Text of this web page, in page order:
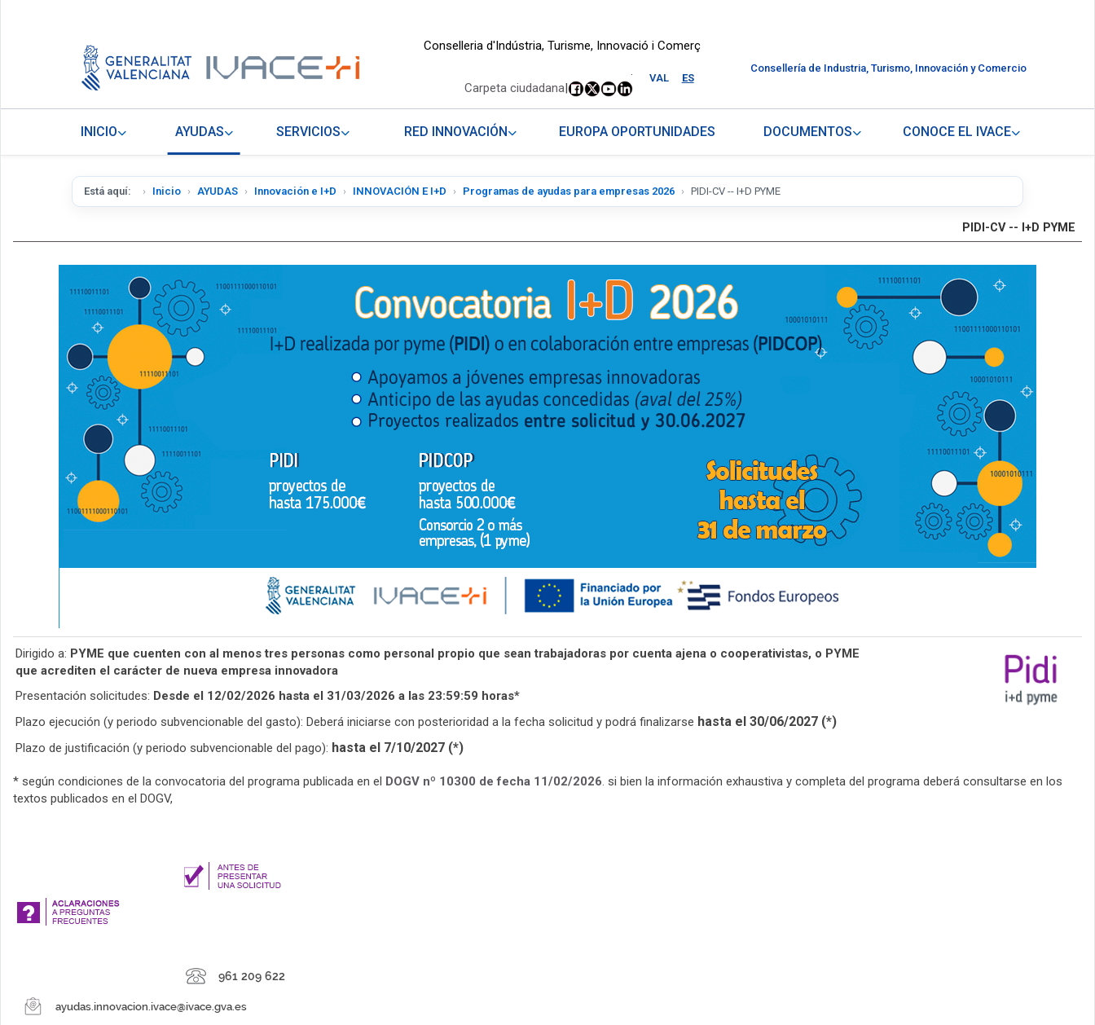
Conselleria d'Indústria, Turisme, Innovació i Comerç
VAL ES
.
Carpeta ciudadana|
Consellería de Industria, Turismo, Innovación y Comercio
INICIO AYUDAS SERVICIOS RED INNOVACIÓN EUROPA OPORTUNIDADES DOCUMENTOS CONOCE EL IVACE
Está aquí: Inicio AYUDAS Innovación e I+D INNOVACIÓN E I+D Programas de ayudas para empresas 2026 PIDI-CV -- I+D PYME
PIDI-CV -- I+D PYME
Dirigido a: PYME que cuenten con al menos tres personas como personal propio que sean trabajadoras por cuenta ajena o cooperativistas, o PYME
que acrediten el carácter de nueva empresa innovadora
Presentación solicitudes: Desde el 12/02/2026 hasta el 31/03/2026 a las 23:59:59 horas*
Plazo ejecución (y periodo subvencionable del gasto): Deberá iniciarse con posterioridad a la fecha solicitud y podrá finalizarse hasta el 30/06/2027 (*)
Plazo de justificación (y periodo subvencionable del pago): hasta el 7/10/2027 (*)
* según condiciones de la convocatoria del programa publicada en el DOGV nº 10300 de fecha 11/02/2026. si bien la información exhaustiva y completa del programa deberá consultarse en los
textos publicados en el DOGV,